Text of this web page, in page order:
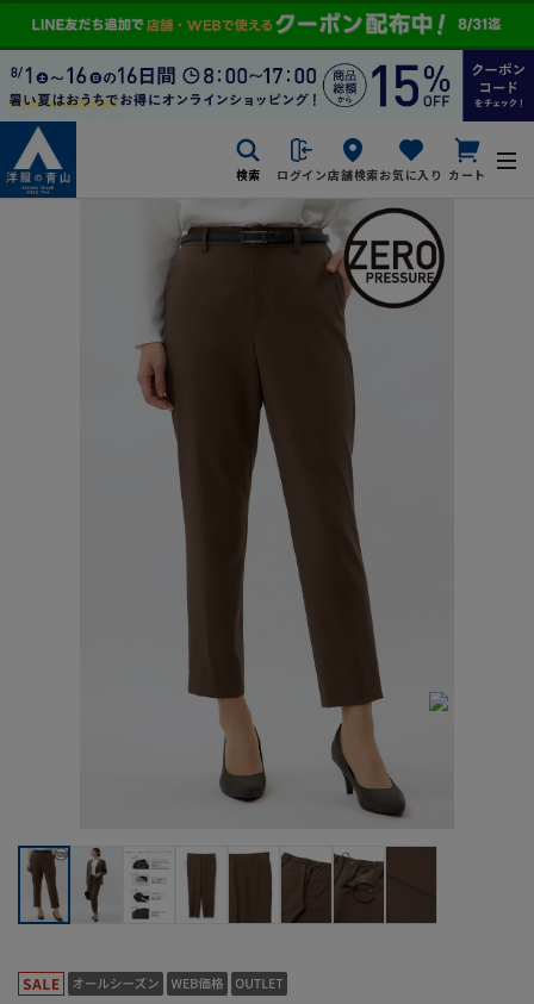
検索 ログイン店舗検索お気に入り カート